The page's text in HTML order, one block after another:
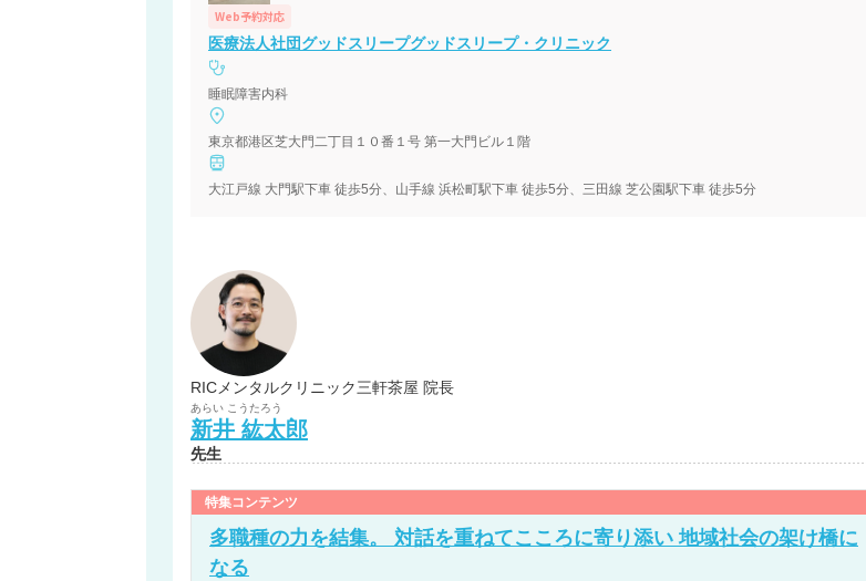
Web予約対応
医療法人社団グッドスリープグッドスリープ・クリニック
睡眠障害内科
東京都港区芝大門二丁目１０番１号 第一大門ビル１階
大江戸線 大門駅下車 徒歩5分、山手線 浜松町駅下車 徒歩5分、三田線 芝公園駅下車 徒歩5分
RICメンタルクリニック三軒茶屋 院長
あらい こうたろう
新井 紘太郎
先生
特集コンテンツ
多職種の力を結集。 対話を重ねてこころに寄り添い 地域社会の架け橋に
なる